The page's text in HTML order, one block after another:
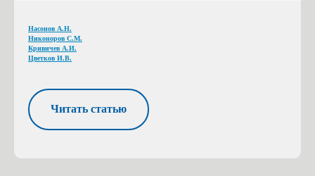
Насонов А.Н.
Никоноров С.М.
Кривичев А.И.
Цветков И.В.
Читать статью